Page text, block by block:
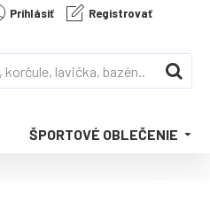
Prihlásiť Registrovať
ŠPORTOVÉ OBLEČENIE